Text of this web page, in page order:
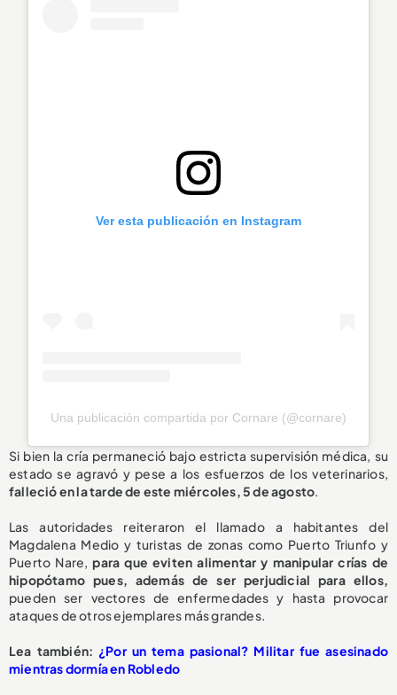
Ver esta publicación en Instagram
Una publicación compartida por Cornare (@cornare)
Si bien la cría permaneció bajo estricta supervisión médica, su
estado se agravó y pese a los esfuerzos de los veterinarios,
falleció en la tarde de este miércoles, 5 de agosto.
Las autoridades reiteraron el llamado a habitantes del
Magdalena Medio y turistas de zonas como Puerto Triunfo y
Puerto Nare, para que eviten alimentar y manipular crías de
hipopótamo pues, además de ser perjudicial para ellos,
pueden ser vectores de enfermedades y hasta provocar
ataques de otros ejemplares más grandes.
Lea también: ¿Por un tema pasional? Militar fue asesinado
mientras dormía en Robledo